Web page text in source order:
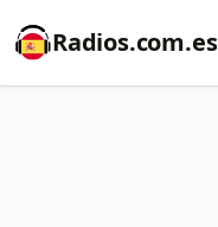
Radios.com.es